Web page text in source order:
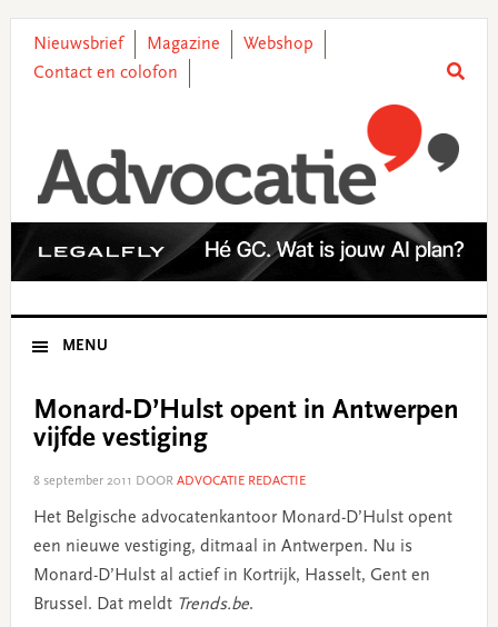
primary
main
primary
footer
Nieuwsbrief Magazine
Webshop
Contact en colofon
MENU
Monard-D’Hulst opent in Antwerpen
vijfde vestiging
8 september 2011 DOOR ADVOCATIE REDACTIE
Het Belgische advocatenkantoor Monard-D’Hulst opent
een nieuwe vestiging, ditmaal in Antwerpen. Nu is
Monard-D’Hulst al actief in Kortrijk, Hasselt, Gent en
Brussel. Dat meldt Trends.be.